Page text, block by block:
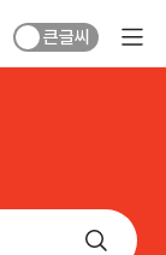
큰글씨